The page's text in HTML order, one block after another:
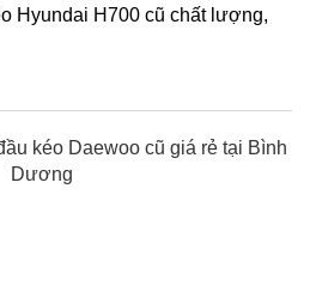
Hyundai H700 cũ chất lượng,